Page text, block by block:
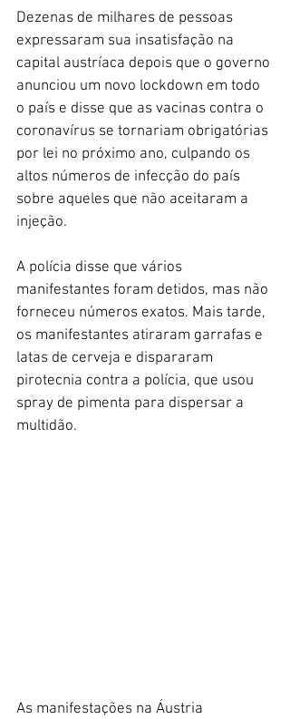
Dezenas de milhares de pessoas
expressaram sua insatisfação na
capital austríaca depois que o governo
anunciou um novo lockdown em todo
o país e disse que as vacinas contra o
coronavírus se tornariam obrigatórias
por lei no próximo ano, culpando os
altos números de infecção do país
sobre aqueles que não aceitaram a
injeção.
A polícia disse que vários
manifestantes foram detidos, mas não
forneceu números exatos. Mais tarde,
os manifestantes atiraram garrafas e
latas de cerveja e dispararam
pirotecnia contra a polícia, que usou
spray de pimenta para dispersar a
multidão.
As manifestações na Áustria